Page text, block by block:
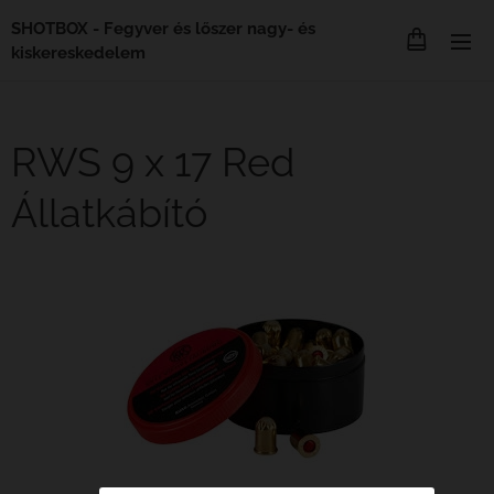
SHOTBOX - Fegyver és lőszer nagy- és
kiskereskedelem
RWS 9 x 17 Red
Állatkábító